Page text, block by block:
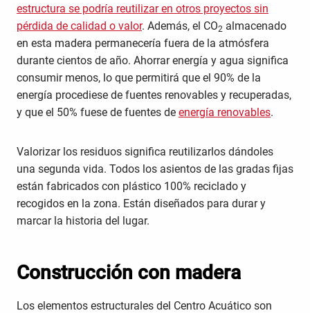
estructura se podría reutilizar en otros proyectos sin
pérdida de calidad o valor. Además, el CO2 almacenado
en esta madera permanecería fuera de la atmósfera
durante cientos de año. Ahorrar energía y agua significa
consumir menos, lo que permitirá que el 90% de la
energía procediese de fuentes renovables y recuperadas,
y que el 50% fuese de fuentes de energía renovables.
Valorizar los residuos significa reutilizarlos dándoles
una segunda vida. Todos los asientos de las gradas fijas
están fabricados con plástico 100% reciclado y
recogidos en la zona. Están diseñados para durar y
marcar la historia del lugar.
Construcción con madera
Los elementos estructurales del Centro Acuático son